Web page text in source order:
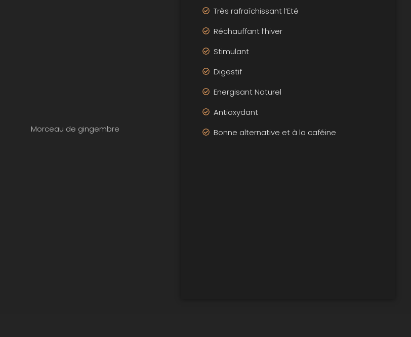
Très rafraîchissant l’Eté
Réchauffant l’hiver
Stimulant
Digestif
Energisant Naturel
Antioxydant
Bonne alternative et à la caféine